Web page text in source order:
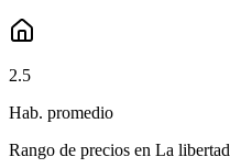
2.5
Hab. promedio
Rango de precios en La libertad